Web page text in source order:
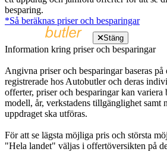
besparing.
*Så beräknas priser och besparingar
Stäng
Information kring priser och besparingar
Angivna priser och besparingar baseras
registrerade hos Autobutler och deras
offerter, priser och besparingar kan variera
modell, år, verkstadens tillgänglighet samt
uppdraget ska utföras.
För att se lägsta möjliga pris och största
"Hela landet" väljas i offertöversikten på